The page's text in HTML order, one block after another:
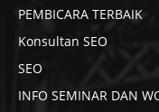
PEMBICARA TERBAIK
Konsultan SEO
SEO
INFO SEMINAR DAN